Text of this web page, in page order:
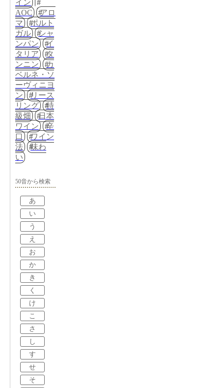
イン
AOC
アロ
マ
ポルト
ガル
シャ
ンパン
イ
タリア
タ
ンニン
カ
ベルネ・ソ
ーヴィニヨ
ン
リース
リング
特
級畑
日本
ワイン
辛
口
ワイン
法
味わ
い
50音から検索
あ
い
う
え
お
か
き
く
け
こ
さ
し
す
せ
そ